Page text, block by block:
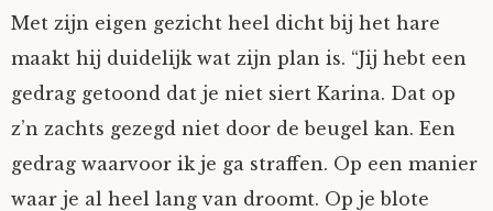
Met zijn eigen gezicht heel dicht bij het hare
maakt hij duidelijk wat zijn plan is. “Jij hebt een
gedrag getoond dat je niet siert Karina. Dat op
z’n zachts gezegd niet door de beugel kan. Een
gedrag waarvoor ik je ga straffen. Op een manier
waar je al heel lang van droomt. Op je blote